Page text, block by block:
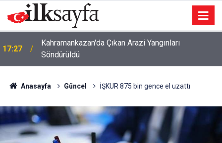
17:27
Kahramankazan'da Çıkan Arazi Yangınları
Söndürüldü
Anasayfa Güncel İŞKUR 875 bin gence el uzattı